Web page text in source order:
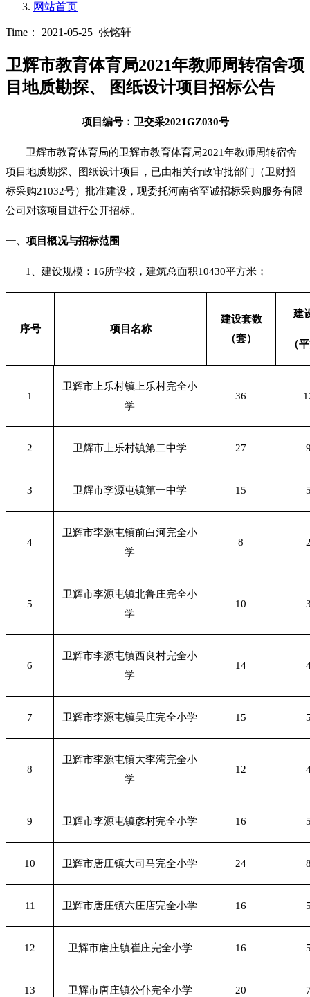
网站首页
Time： 2021-05-25 张铭轩
卫辉市教育体育局2021年教师周转宿舍项
目地质勘探、 图纸设计项目招标公告
项目编号：卫交采2021GZ030号
卫辉市教育体育局的卫辉市教育体育局2021年教师周转宿舍
项目地质勘探、图纸设计项目，已由相关行政审批部门（卫财招
标采购21032号）批准建设，现委托河南省至诚招标采购服务有限
公司对该项目进行公开招标。
一、项目概况与招标范围
1、建设规模：16所学校，建筑总面积10430平方米；
序号 项目名称
建设套数
（套）
建
（
1
卫辉市上乐村镇上乐村完全小
学
36
2 卫辉市上乐村镇第二中学 27
3 卫辉市李源屯镇第一中学 15
4
卫辉市李源屯镇前白河完全小
学
8
5
卫辉市李源屯镇北鲁庄完全小
学
10
6
卫辉市李源屯镇西良村完全小
学
14
7 卫辉市李源屯镇吴庄完全小学 15
8
卫辉市李源屯镇大李湾完全小
学
12
9 卫辉市李源屯镇彦村完全小学 16
10 卫辉市唐庄镇大司马完全小学 24
11 卫辉市唐庄镇六庄店完全小学 16
12 卫辉市唐庄镇崔庄完全小学 16
13 卫辉市唐庄镇公仆完全小学 20